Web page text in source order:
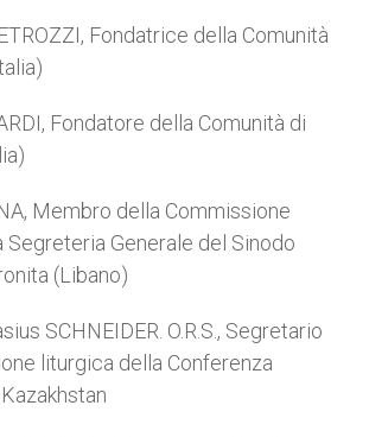
Fondatrice della Comunità
Fondatore della Comunità di
Membro della Commissione
Segreteria Generale del Sinodo
(Libano)
SCHNEIDER. O.R.S., Segretario
liturgica della Conferenza